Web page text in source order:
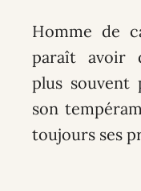
Homme de
paraît avoir
plus souvent
son
toujours ses